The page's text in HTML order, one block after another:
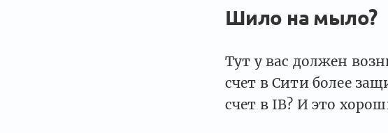
Шило на мыло?
Тут у вас должен
счет в Сити более
счет в IB? И это